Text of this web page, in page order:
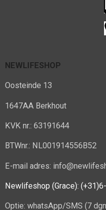
NEWLIFESHOP
Oosteinde 13
1647AA Berkhout
KVK nr.: 63191644
BTWnr.: NL001914556B52
E-mail adres:
Newlifeshop (Grace):
Optie: whatsApp/SMS (7